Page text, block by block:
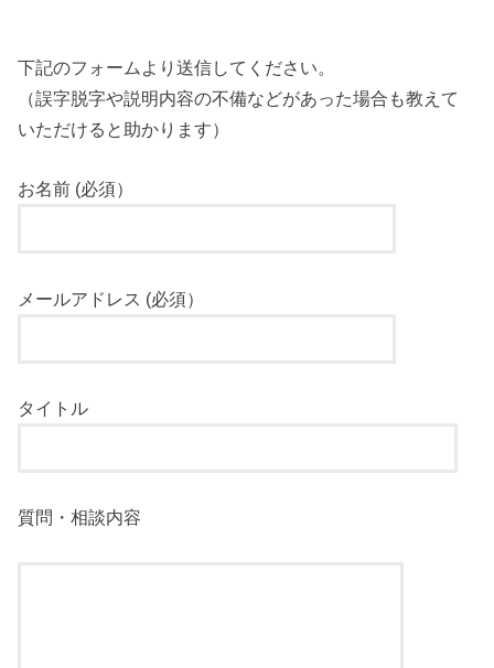
下記のフォームより送信してください。
（誤字脱字や説明内容の不備などがあった場合も教えて
いただけると助かります）
お名前 (必須）
メールアドレス (必須）
タイトル
質問・相談内容